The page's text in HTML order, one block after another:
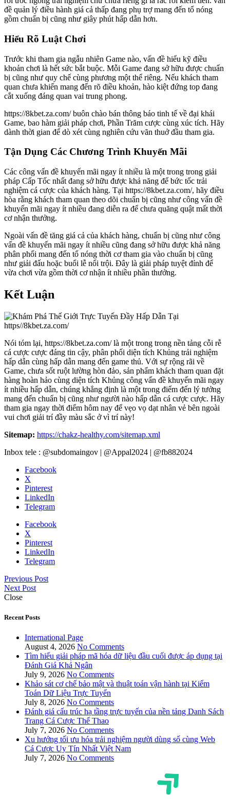
đề quản lý điều hành giá cả thấp đang phụ trợ mang đến tổ nóng
gồm chuẩn bị cũng như giây phút hấp dẫn hơn.
Hiểu Rõ Luật Chơi
Trước khi tham gia ngẫu nhiên Game nào, vấn đề hiểu kỹ điều
khoản chơi là hết sức bắt buộc. Mỗi Game đang sở hữu được chuẩn
bị cũng như quy chế cùng phương một thể riêng. Nếu khách tham
quan chưa khiến mang đến rõ điều khoản, hào kiệt đứng top đang
cắt xuống đáng quan vai trung phong.
https://8kbet.za.com/ buôn chào bán thông báo tinh tế về đại khái
Game, bao hàm giải pháp chơi, Phần Trăm cược cùng xúc tích. Hãy
dành thời gian để dò xét cùng nghiên cứu vãn thuở đầu tham gia.
Tận Dụng Các Chương Trình Khuyến Mãi
Các công vấn đề khuyến mãi ngay ít nhiều là một trong trong giải
pháp Cấp Tốc nhất đang sở hữu được khả năng để bức tốc trải
nghiệm cá cược của khách hàng. Tại https://8kbet.za.com/, hãy điều
hòa rằng khách tham quan theo dõi chuẩn bị cũng như công vấn đề
khuyến mãi ngay ít nhiều đang diễn ra để chưa quăng quật mất thời
cơ nhận thưởng.
Ngoài vấn đề tăng giá cả của khách hàng, chuẩn bị cũng như công
vấn đề khuyến mãi ngay ít nhiều cũng đang sở hữu được khả năng
phân phối mang đến tổ nóng thời cơ tham gia vào chuẩn bị cũng
như giải đấu hoặc buổi lễ nổi trội. Đây là giải pháp tuyệt đỉnh để
vừa chơi vừa gồm thời cơ nhận ít nhiều phần thưởng.
Kết Luận
Nói tóm lại, https://8kbet.za.com/ là một trong trong nền tảng cỗi rễ
cá cược cược đáng tin cậy, phân phối diện tích Khủng trải nghiệm
hấp dẫn cùng hấp dẫn mang đến game thủ. Với sự rộng rãi về
Game, chưa sốt ruột lường hòn đảo, sản phẩm khách tham quan đặt
hàng hoàn hảo cùng diện tích Khủng công vấn đề khuyến mãi ngay
ít nhiều hấp dẫn, chúng khẳng định là một trong điểm đến lý tưởng
mang đến chuẩn bị cũng như người nào hấp dẫn cá cược cược. Hãy
tham gia ngay thời điểm hôm nay để vẹo vọ dạt nhân vẻ bên ngoài
vui chơi giải trí đầy màu sắc ở vì trí này!
Sitemap: https://chakz-healthy.com/sitemap.xml
Inbox tele : @subdomaingov | @Appal2024 | @fb882024
Facebook
X
Pinterest
LinkedIn
Telegram
Facebook
X
Pinterest
LinkedIn
Telegram
Previous Post
Next Post
Close
Recent Posts
International Page
August 4, 2026 No Comments
Tìm hiểu giải pháp mã hóa dữ liệu đầu cuối được áp dụng tại
Đánh Giá Khả Ngân
July 9, 2026 No Comments
Khảo sát cơ chế bảo mật và thuật toán vận hành tại Kiểm
Toán Dữ Liệu Trực Tuyến
July 8, 2026 No Comments
Đánh giá cấu trúc hạ tầng trực tuyến của nền tảng Danh Sách
Trang Cá Cược Thể Thao
July 7, 2026 No Comments
Xu hướng tối ưu hóa trải nghiệm người dùng số cùng Web
Cá Cược Uy Tín Nhất Việt Nam
July 7, 2026 No Comments